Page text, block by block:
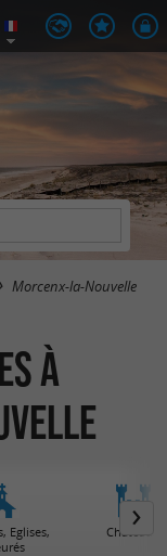
Morcenx-la-Nouvelle
à
Eglises,
Châteaux